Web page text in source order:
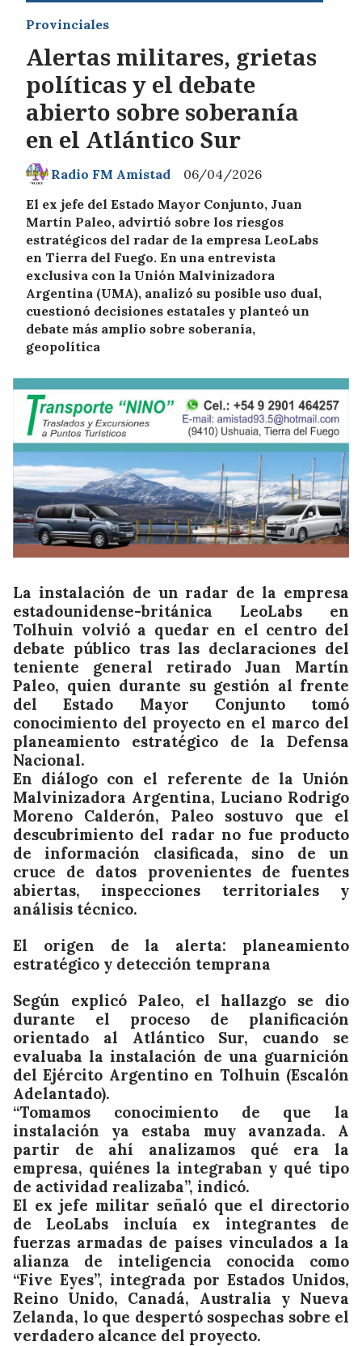
Alertas militares, grietas
políticas y el debate
abierto sobre soberanía
en el Atlántico Sur
El ex jefe del Estado Mayor Conjunto, Juan
Martín Paleo, advirtió sobre los riesgos
estratégicos del radar de la empresa LeoLabs
en Tierra del Fuego. En una entrevista
exclusiva con la Unión Malvinizadora
Argentina (UMA), analizó su posible uso dual,
cuestionó decisiones estatales y planteó un
debate más amplio sobre soberanía,
geopolítica
Provinciales
06/04/2026
Radio FM Amistad
La instalación de un radar de la empresa
estadounidense-británica LeoLabs en
Tolhuin volvió a quedar en el centro del
debate público tras las declaraciones del
teniente general retirado Juan Martín
Paleo, quien durante su gestión al frente
del Estado Mayor Conjunto tomó
conocimiento del proyecto en el marco del
planeamiento estratégico de la Defensa
Nacional.
En diálogo con el referente de la Unión
Malvinizadora Argentina, Luciano Rodrigo
Moreno Calderón, Paleo sostuvo que el
descubrimiento del radar no fue producto
de información clasificada, sino de un
cruce de datos provenientes de fuentes
abiertas, inspecciones territoriales y
análisis técnico.
El origen de la alerta: planeamiento
estratégico y detección temprana
Según explicó Paleo, el hallazgo se dio
durante el proceso de planificación
orientado al Atlántico Sur, cuando se
evaluaba la instalación de una guarnición
del Ejército Argentino en Tolhuin (Escalón
Adelantado).
“Tomamos conocimiento de que la
instalación ya estaba muy avanzada. A
partir de ahí analizamos qué era la
empresa, quiénes la integraban y qué tipo
de actividad realizaba”, indicó.
El ex jefe militar señaló que el directorio
de LeoLabs incluía ex integrantes de
fuerzas armadas de países vinculados a la
alianza de inteligencia conocida como
“Five Eyes”, integrada por Estados Unidos,
Reino Unido, Canadá, Australia y Nueva
Zelanda, lo que despertó sospechas sobre el
verdadero alcance del proyecto.